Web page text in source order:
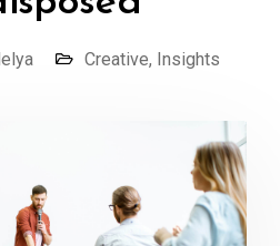
Creative, Insights